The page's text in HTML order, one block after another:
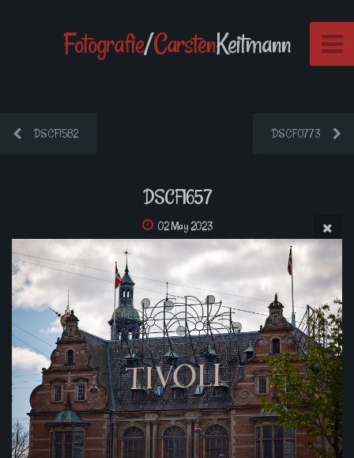
Fotografie/CarstenKeitmann
DSCF1582 DSCF0773
DSCF1657
02 May 2023